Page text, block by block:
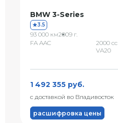
BMW 3-Series
3.5
93 000 км2009 г.
FA AAC
2000 сс
VA20
1 492 355 руб.
с доставкой во Владивосток
расшифровка цены